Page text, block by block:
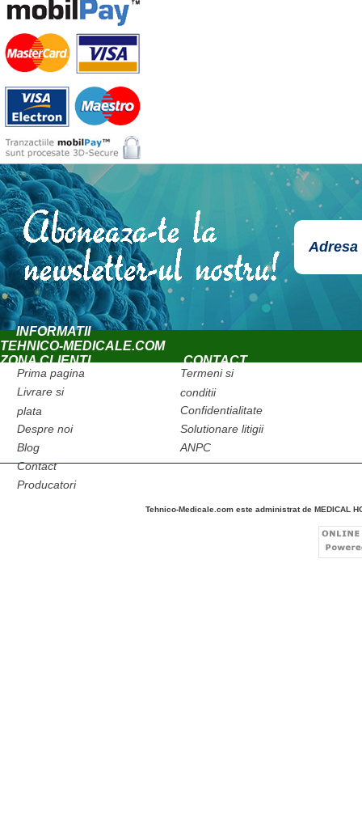
INFORMATII
TEHNICO-MEDICALE.COM
ZONA CLIENTI
CONTACT
Prima pagina
Livrare si
plata
Despre noi
Blog
Contact
Producatori
Termeni si
conditii
Confidentialitate
Solutionare litigii
ANPC
Tehnico-Medicale.com este administrat de MEDICAL